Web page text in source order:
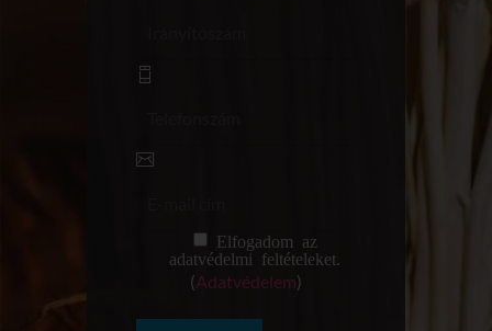
Elfogadom az
adatvédelmi feltételeket.
(Adatvédelem)